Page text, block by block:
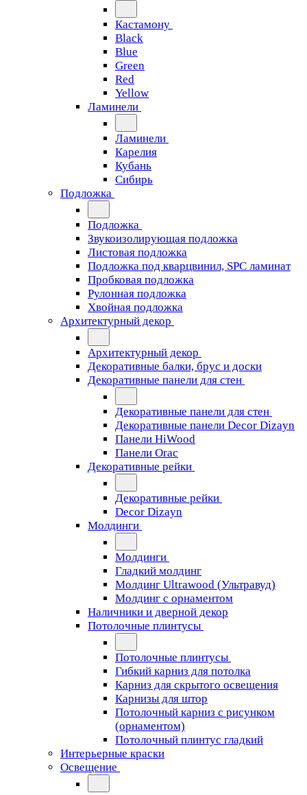
Кастамону
Black
Blue
Green
Red
Yellow
Ламинели
Ламинели
Карелия
Кубань
Сибирь
Подложка
Подложка
Звукоизолирующая подложка
Листовая подложка
Подложка под кварцвинил, SPC ламинат
Пробковая подложка
Рулонная подложка
Хвойная подложка
Архитектурный декор
Архитектурный декор
Декоративные балки, брус и доски
Декоративные панели для стен
Декоративные панели для стен
Декоративные панели Decor Dizayn
Панели HiWood
Панели Orac
Декоративные рейки
Декоративные рейки
Decor Dizayn
Молдинги
Молдинги
Гладкий молдинг
Молдинг Ultrawood (Ультравуд)
Молдинг с орнаментом
Наличники и дверной декор
Потолочные плинтусы
Потолочные плинтусы
Гибкий карниз для потолка
Карниз для скрытого освещения
Карнизы для штор
Потолочный карниз с рисунком
(орнаментом)
Потолочный плинтус гладкий
Интерьерные краски
Освещение